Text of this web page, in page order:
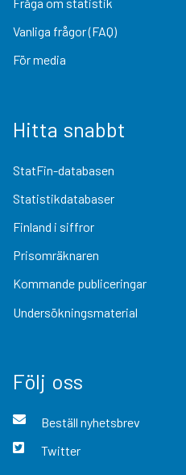
Vanliga frågor (FAQ)
För media
Hitta snabbt
StatFin-databasen
Statistikdatabaser
Finland i siffror
Prisomräknaren
Kommande publiceringar
Undersökningsmaterial
Följ oss
Beställ nyhetsbrev
Twitter